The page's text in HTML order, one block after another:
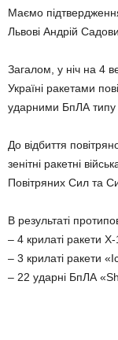
Маємо
Львові Андрій
Загалом, у ніч на 4
Україні ракетами
ударними БпЛА типу
До відбиття
зенітні ракетні
Повітряних Сил та
В результаті
– 4 крилаті ракети
– 3 крилаті ракети
– 22 ударні БпЛА